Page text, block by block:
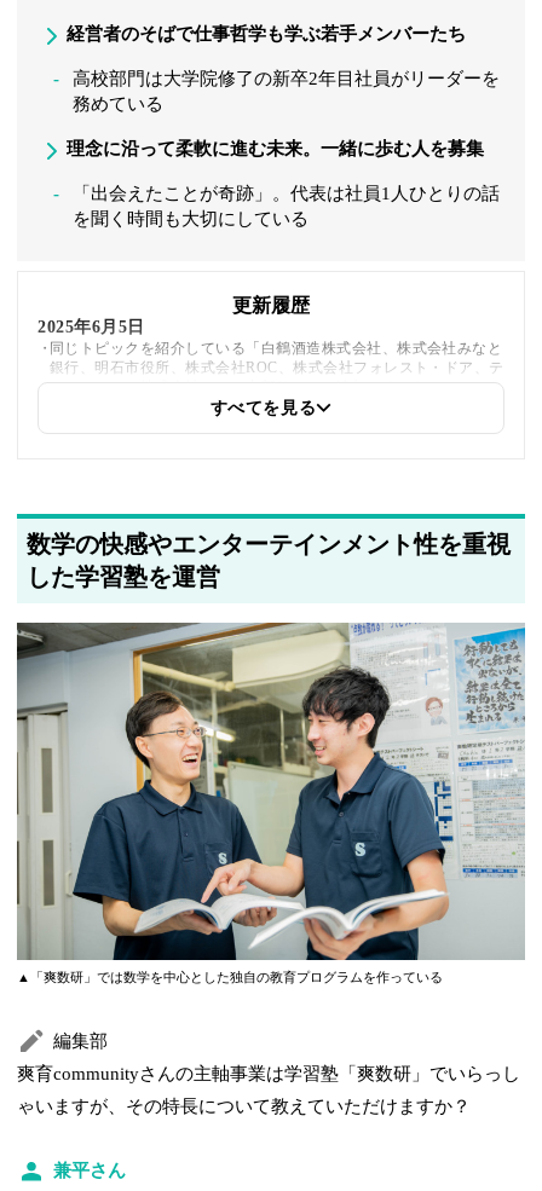
経営者のそばで仕事哲学も学ぶ若手メンバーたち
高校部門は大学院修了の新卒2年目社員がリーダーを
務めている
理念に沿って柔軟に進む未来。一緒に歩む人を募集
「出会えたことが奇跡」。代表は社員1人ひとりの話
を聞く時間も大切にしている
更新履歴
2025年6月5日
同じトピックを紹介している「白鶴酒造株式会社、株式会社みなと
銀行、明石市役所、株式会社ROC、株式会社フォレスト・ドア、テ
クニカ・ゼン株式会社」への内部リンクを追加しました
すべてを見る
数学の快感やエンターテインメント性を重視
した学習塾を運営
▲「爽数研」では数学を中心とした独自の教育プログラムを作っている
編集部
爽育communityさんの主軸事業は学習塾「爽数研」でいらっし
ゃいますが、その特長について教えていただけますか？
兼平さん